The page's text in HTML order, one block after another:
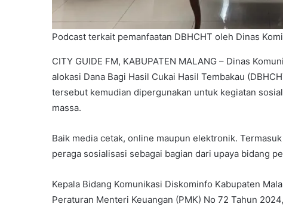
Podcast terkait pemanfaatan DBHCHT oleh Dinas
CITY GUIDE FM, KABUPATEN MALANG – Dinas
alokasi Dana Bagi Hasil Cukai Hasil Tembakau
tersebut kemudian dipergunakan untuk kegiatan
massa.
Baik media cetak, online maupun elektronik.
peraga sosialisasi sebagai bagian dari upaya bidang
Kepala Bidang Komunikasi Diskominfo Kabupaten
Peraturan Menteri Keuangan (PMK) No 72 Tahun